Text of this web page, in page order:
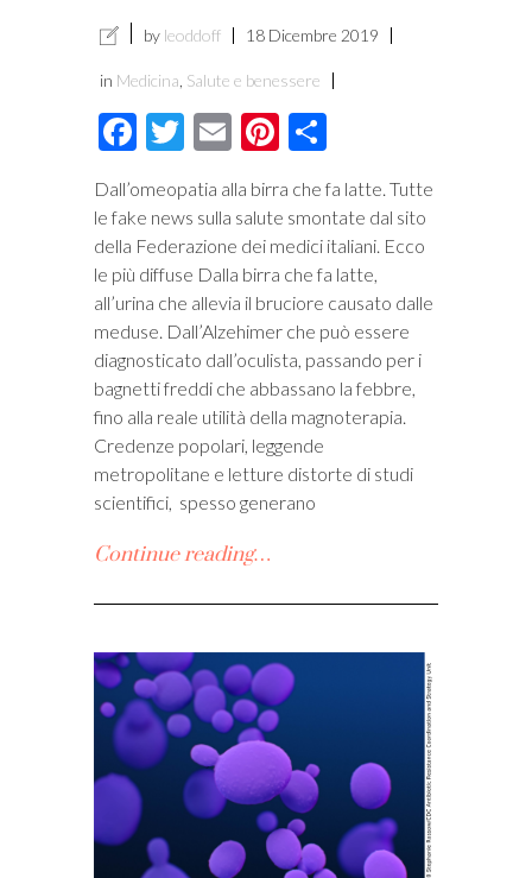
by leoddoff 18 Dicembre 2019
in Medicina Salute e benessere
Facebook
Twitter
EmailPinterest
Dall’omeopatia alla birra che fa latte. Tutte
le fake news sulla salute smontate dal sito
della Federazione dei medici italiani. Ecco
le più diffuse Dalla birra che fa latte,
all’urina che allevia il bruciore causato dalle
meduse. Dall’Alzehimer che può essere
diagnosticato dall’oculista, passando per i
bagnetti freddi che abbassano la febbre,
fino alla reale utilità della magnoterapia.
Credenze popolari, leggende
metropolitane e letture distorte di studi
scientifici, spesso generano
Continue reading…